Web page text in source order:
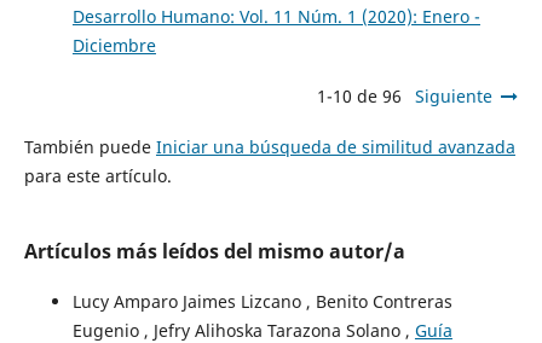
Desarrollo Humano: Vol. 11 Núm. 1 (2020): Enero -
Diciembre
1-10 de 96 Siguiente
También puede Iniciar una búsqueda de similitud avanzada
para este artículo.
Artículos más leídos del mismo autor/a
Lucy Amparo Jaimes Lizcano , Benito Contreras
Eugenio , Jefry Alihoska Tarazona Solano , Guía